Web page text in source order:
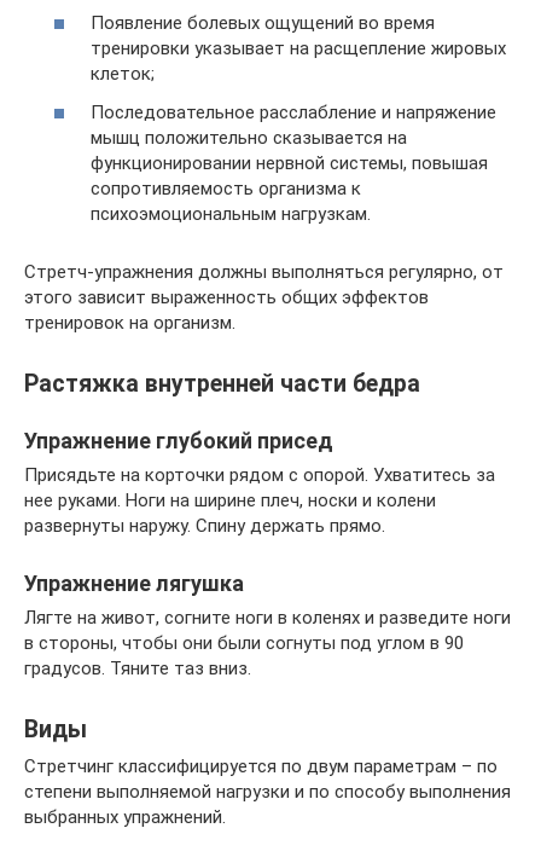
Появление болевых ощущений во время
тренировки указывает на расщепление жировых
клеток;
Последовательное расслабление и напряжение
мышц положительно сказывается на
функционировании нервной системы, повышая
сопротивляемость организма к
психоэмоциональным нагрузкам.
Стретч-упражнения должны выполняться регулярно, от
этого зависит выраженность общих эффектов
тренировок на организм.
Растяжка внутренней части бедра
Упражнение глубокий присед
Присядьте на корточки рядом с опорой. Ухватитесь за
нее руками. Ноги на ширине плеч, носки и колени
развернуты наружу. Спину держать прямо.
Упражнение лягушка
Лягте на живот, согните ноги в коленях и разведите ноги
в стороны, чтобы они были согнуты под углом в 90
градусов. Тяните таз вниз.
Виды
Стретчинг классифицируется по двум параметрам – по
степени выполняемой нагрузки и по способу выполнения
выбранных упражнений.